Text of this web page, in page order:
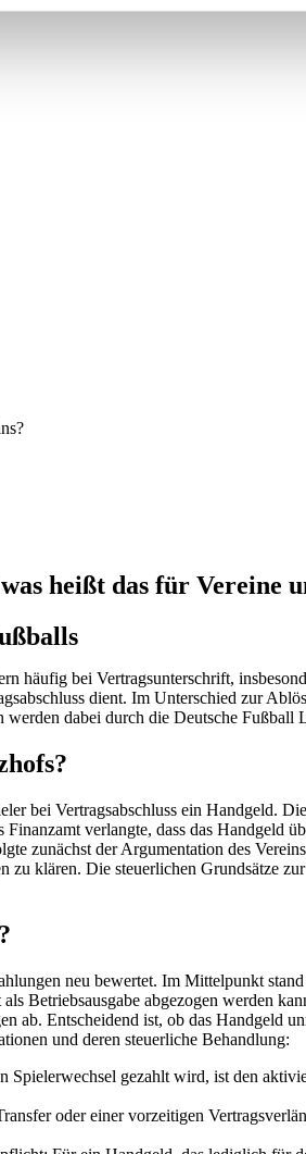
heißt das für Vereine
bei Vertragsunterschrift,
dient. Im Unterschied zur
werden dabei durch die Deutsche Fußball
bei Vertragsabschluss ein Handgeld.
verlangte, dass das Handgeld
zunächst der Argumentation des
klären. Die steuerlichen Grundsätze
neu bewertet. Im Mittelpunkt
Betriebsausgabe abgezogen werden
Entscheidend ist, ob das Handgeld
und deren steuerliche Behandlung:
gezahlt wird, ist den
oder einer vorzeitigen